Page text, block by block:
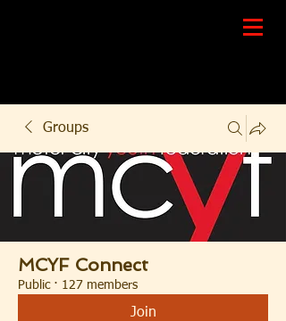
Groups
MCYF Connect
Public · 127 members
Join